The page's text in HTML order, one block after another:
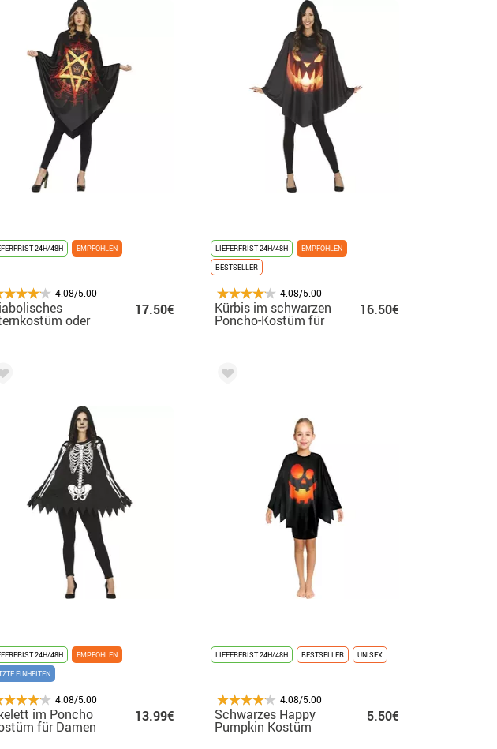
24H/48H EMPFOHLEN
4.08/5.00
oder
17.50€
LIEFERFRIST 24H/48H
EMPFOHLEN
BESTSELLER
4.08/5.00
Kürbis im schwarzen
Poncho-Kostüm für
16.50€
24H/48H
EMPFOHLEN
EINHEITEN
4.08/5.00
im Poncho
für Damen
13.99€
LIEFERFRIST 24H/48H BESTSELLER UNISEX
4.08/5.00
Schwarzes Happy
Pumpkin Kostüm
oder Poncho für
5.50€